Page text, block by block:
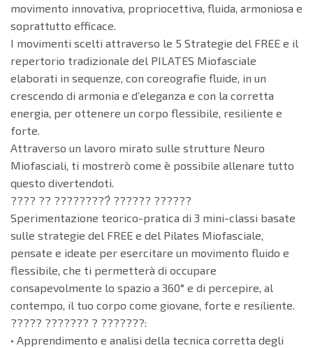
movimento innovativa, propriocettiva, fluida, armoniosa e
soprattutto efficace.
I movimenti scelti attraverso le 5 Strategie del FREE e il
repertorio tradizionale del PILATES Miofasciale
elaborati in sequenze, con coreografie fluide, in un
crescendo di armonia e d’eleganza e con la corretta
energia, per ottenere un corpo flessibile, resiliente e
forte.
Attraverso un lavoro mirato sulle strutture Neuro
Miofasciali, ti mostrerò come è possibile allenare tutto
questo divertendoti.
???? ?? ?????????̀ ?????? ??????
Sperimentazione teorico-pratica di 3 mini-classi basate
sulle strategie del FREE e del Pilates Miofasciale,
pensate e ideate per esercitare un movimento fluido e
flessibile, che ti permetterà di occupare
consapevolmente lo spazio a 360° e di percepire, al
contempo, il tuo corpo come giovane, forte e resiliente.
????? ??????? ? ???????:
• Apprendimento e analisi della tecnica corretta degli